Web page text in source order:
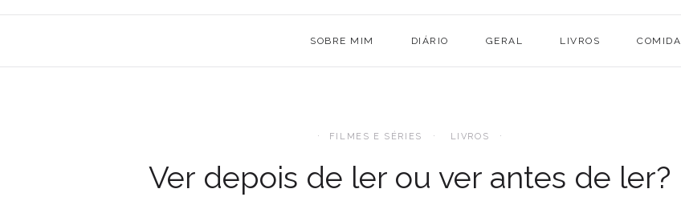
SOBRE MIM DIÁRIO GERAL LIVROS COMIDA
FILMES E SÉRIES LIVROS
Ver depois de ler ou ver antes de ler?